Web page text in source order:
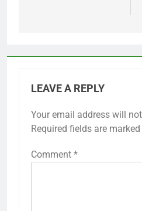
LEAVE A REPLY
Your email address will
Required fields are marked
Comment *